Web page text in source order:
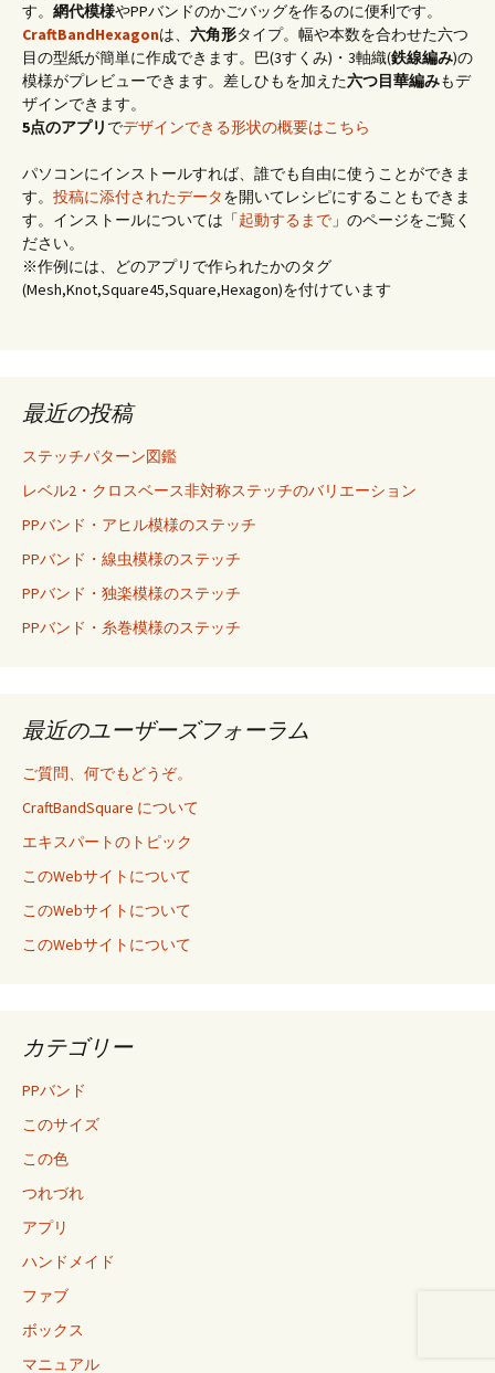
す。 網代模様やPPバンドのかごバッグを作るのに便利です。
CraftBandHexagonは、 六角形タイプ。幅や本数を合わせた六つ
目の型紙が簡単に作成できます。巴(3すくみ)・3軸織(鉄線編み)の
模様がプレビューできます。差しひもを加えた六つ目華編みもデ
ザインできます。
5点のアプリ でデザインできる形状の概要はこちら
パソコンにインストールすれば、誰でも自由に使うことができま
す。 投稿に添付されたデータを開いてレシピにすることもできま
す。インストールについては「起動するまで 」のページをご覧く
ださい。
※作例には、どのアプリで作られたかのタグ
(Mesh,Knot,Square45,Square,Hexagon)を付けています
最近の投稿
ステッチパターン図鑑
レベル2・クロスベース非対称ステッチのバリエーション
PPバンド・アヒル模様のステッチ
PPバンド・線虫模様のステッチ
PPバンド・独楽模様のステッチ
PPバンド・糸巻模様のステッチ
最近のユーザーズフォーラム
ご質問、何でもどうぞ。
CraftBandSquare について
エキスパートのトピック
このWebサイトについて
このWebサイトについて
このWebサイトについて
カテゴリー
PPバンド
このサイズ
この色
つれづれ
アプリ
ハンドメイド
ファブ
ボックス
マニュアル